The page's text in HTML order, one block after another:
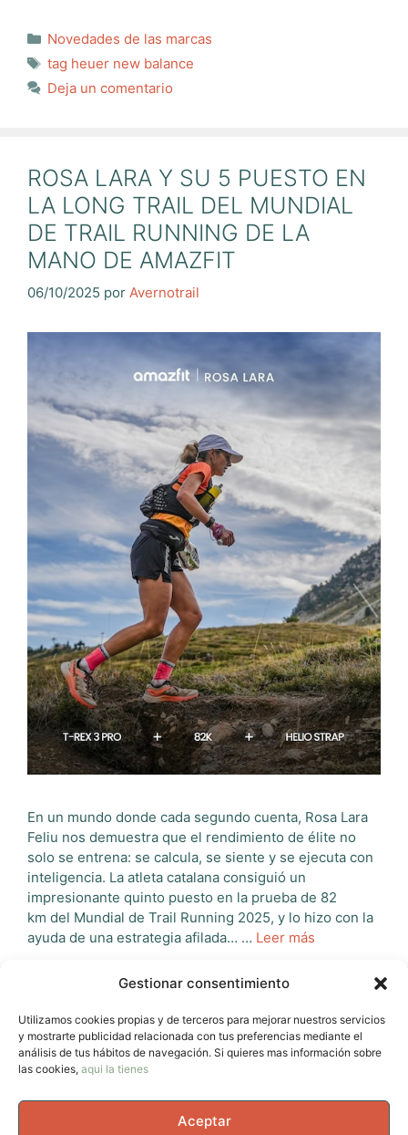
Gestionar consentimiento
Utilizamos cookies propias y de terceros para mejorar nuestros servicios
y mostrarte publicidad relacionada con tus preferencias mediante el
análisis de tus hábitos de navegación. Si quieres mas información sobre
las cookies, aqui la tienes
Aceptar
Categorías
Novedades de las marcas
Etiquetas
tag heuer new balance
Deja un comentario
ROSA LARA Y SU 5 PUESTO EN
LA LONG TRAIL DEL MUNDIAL
DE TRAIL RUNNING DE LA
MANO DE AMAZFIT
06/10/2025 por Avernotrail
En un mundo donde cada segundo cuenta, Rosa Lara
Feliu nos demuestra que el rendimiento de élite no
solo se entrena: se calcula, se siente y se ejecuta con
inteligencia. La atleta catalana consiguió un
impresionante quinto puesto en la prueba de 82
km del Mundial de Trail Running 2025, y lo hizo con la
ayuda de una estrategia afilada… … Leer más
Novedades de las marcas
,rosa lara
Deja un comentario
Página
… Página
52 Siguiente